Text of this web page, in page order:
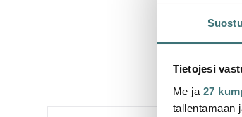
Tietojesi
Me ja 27
tallentamaan